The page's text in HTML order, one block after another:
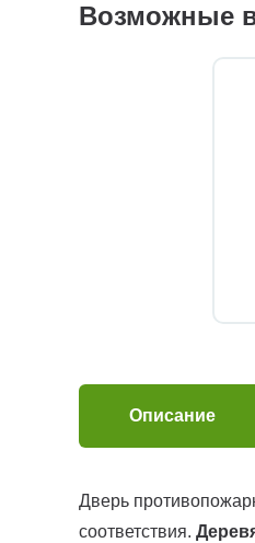
Возможные
Описание
Дверь
соответствия.